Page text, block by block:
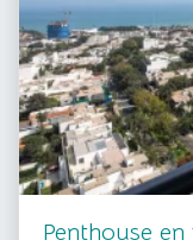
Penthouse